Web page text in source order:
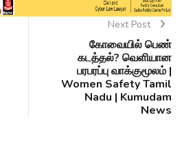
Next Post
கோவையில் பெண்
கடத்தல்? வெளியான
பரபரப்பு வாக்குமூலம் |
Women Safety Tamil
Nadu | Kumudam
News